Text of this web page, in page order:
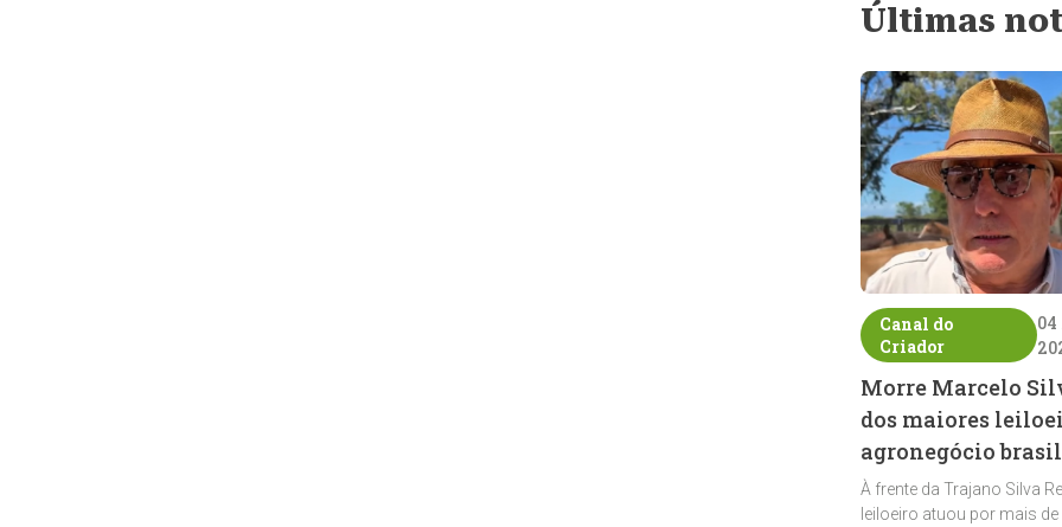
Últimas
Canal do
Criador
04
Morre Marcelo
dos maiores
agronegócio
À frente da Trajano Silva
leiloeiro atuou por mais